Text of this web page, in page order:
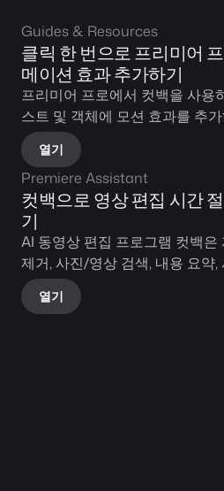
Guides & Resources
클릭 한 번으로 프리미어
메이션 효과 추가하기
프리미어 프로에서 컷백을 사용
스트 및 객체에 모션 효과를 추
터 이펙트 없이 애니메이션 인/아
하는 방법을 보여줍니다.
열기
Premiere Assistant
컷백으로 영상 편집 시간
기
AI 동영상 편집 프로그램 컷백은
제거, 사진/영상 검색, 내용 요약,
루하고 시간이 많이 소요되는 작
주어 편집 시간을 획기적으로 줄
열기